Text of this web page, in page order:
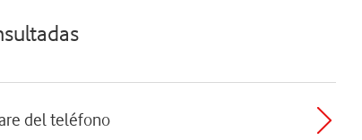
del teléfono